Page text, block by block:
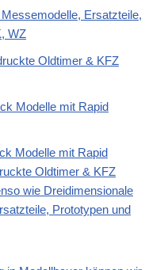
Ersatzteile,
WZ
Oldtimer & KFZ
Modelle mit Rapid
Modelle mit Rapid
Oldtimer & KFZ
wie Dreidimensionale
Prototypen und